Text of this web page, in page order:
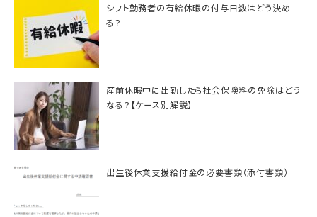
シフト勤務者の有給休暇の付与日数はどう決め
る？
産前休暇中に出勤したら社会保険料の免除はどう
なる？【ケース別解説】
出生後休業支援給付金の必要書類（添付書類）